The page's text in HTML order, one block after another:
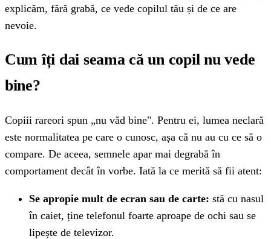
explicăm, fără grabă, ce vede copilul tău și de ce are
nevoie.
Cum îți dai seama că un copil nu vede
bine?
Copiii rareori spun „nu văd bine". Pentru ei, lumea neclară
este normalitatea pe care o cunosc, așa că nu au cu ce să o
compare. De aceea, semnele apar mai degrabă în
comportament decât în vorbe. Iată la ce merită să fii atent:
Se apropie mult de ecran sau de carte: stă cu nasul
în caiet, ține telefonul foarte aproape de ochi sau se
lipește de televizor.